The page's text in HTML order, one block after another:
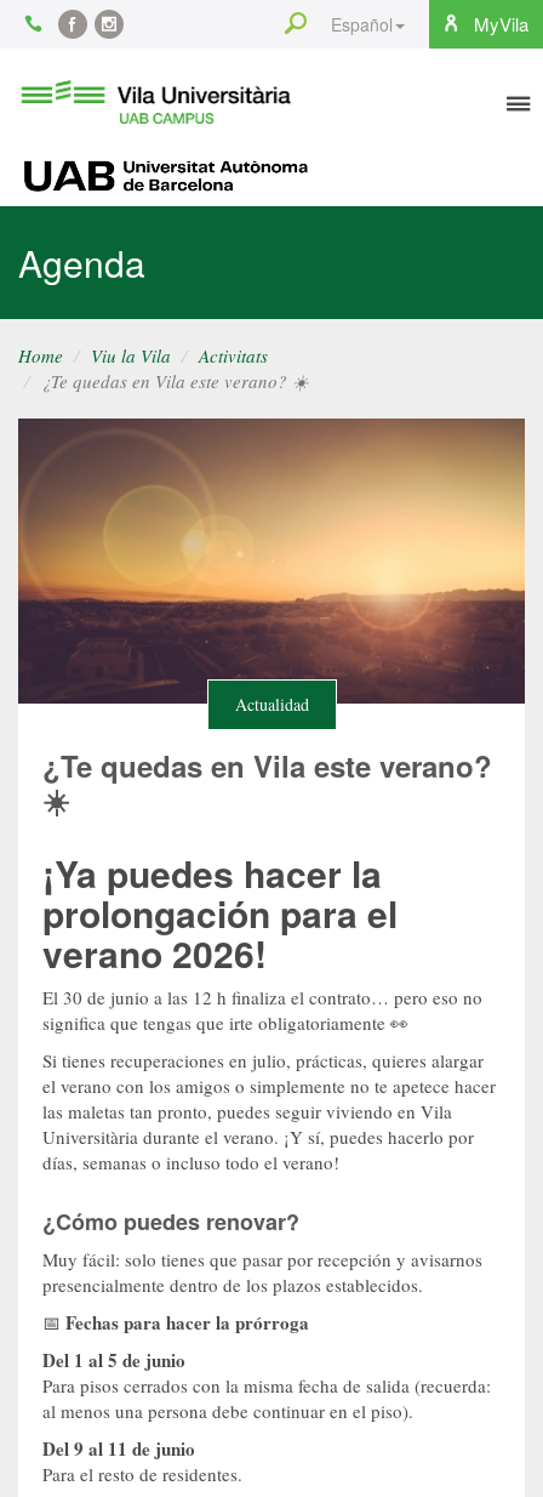
Content FacebookInstagram MyVila
Español
Search
Universitària
UAB
Agenda
Home Viu la Vila
Activitats
¿Te quedas en Vila este verano? ☀️
Actualidad
¿Te quedas en Vila este verano?
☀️
¡Ya puedes hacer la
prolongación para el
verano 2026!
El 30 de junio a las 12 h finaliza el contrato… pero eso no
significa que tengas que irte obligatoriamente 👀
Si tienes recuperaciones en julio, prácticas, quieres alargar
el verano con los amigos o simplemente no te apetece hacer
las maletas tan pronto, puedes seguir viviendo en Vila
Universitària durante el verano. ¡Y sí, puedes hacerlo por
días, semanas o incluso todo el verano!
¿Cómo puedes renovar?
Muy fácil: solo tienes que pasar por recepción y avisarnos
presencialmente dentro de los plazos establecidos.
📅 Fechas para hacer la prórroga
Del 1 al 5 de junio
Para pisos cerrados con la misma fecha de salida (recuerda:
al menos una persona debe continuar en el piso).
Del 9 al 11 de junio
Para el resto de residentes.